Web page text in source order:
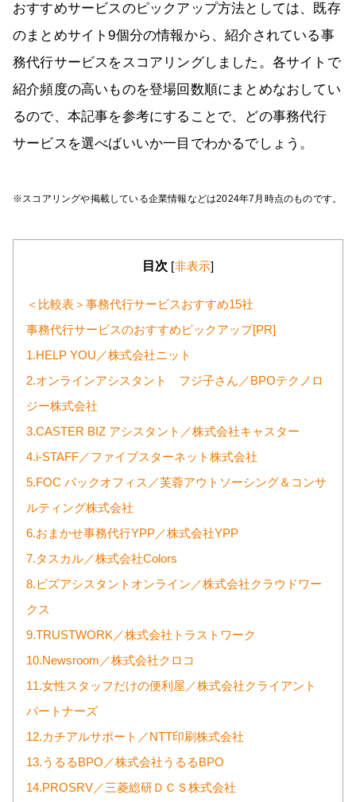
おすすめサービスのピックアップ方法としては、既存
のまとめサイト9個分の情報から、紹介されている事
務代行サービスをスコアリングしました。各サイトで
紹介頻度の高いものを登場回数順にまとめなおしてい
るので、本記事を参考にすることで、どの事務代行
サービスを選べばいいか一目でわかるでしょう。
※スコアリングや掲載している企業情報などは2024年7月時点のものです。
目次 [非表示]
＜比較表＞事務代行サービスおすすめ15社
事務代行サービスのおすすめピックアップ[PR]
1.HELP YOU／株式会社ニット
2.オンラインアシスタント フジ子さん／BPOテクノロ
ジー株式会社
3.CASTER BIZ アシスタント／株式会社キャスター
4.i-STAFF／ファイブスターネット株式会社
5.FOC バックオフィス／芙蓉アウトソーシング＆コンサ
ルティング株式会社
6.おまかせ事務代行YPP／株式会社YPP
7.タスカル／株式会社Colors
8.ビズアシスタントオンライン／株式会社クラウドワー
クス
9.TRUSTWORK／株式会社トラストワーク
10.Newsroom／株式会社クロコ
11.女性スタッフだけの便利屋／株式会社クライアント
パートナーズ
12.カチアルサポート／NTT印刷株式会社
13.うるるBPO／株式会社うるるBPO
14.PROSRV／三菱総研ＤＣＳ株式会社